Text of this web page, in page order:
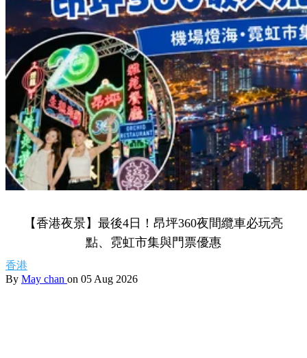
【香港夜景】最後4日！昂坪360夜間纜車必玩亮
點、霓虹市集與門票優惠
香港
By May chan on 05 Aug 2026